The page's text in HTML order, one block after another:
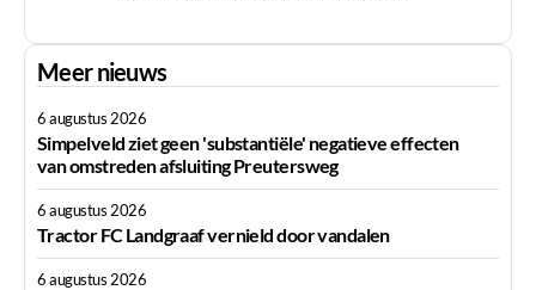
Meer nieuws
6 augustus 2026
Simpelveld ziet geen 'substantiële' negatieve effecten
van omstreden afsluiting Preutersweg
6 augustus 2026
Tractor FC Landgraaf vernield door vandalen
6 augustus 2026